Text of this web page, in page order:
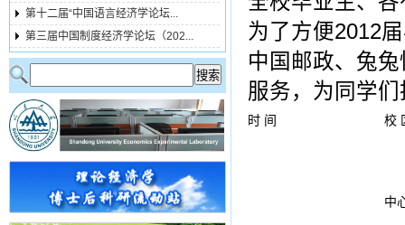
第十二届“中国语言经济学论坛...
第三届中国制度经济学论坛（202...
为了方便2012
中国邮政、兔
服务，为同学
时 间 校
中